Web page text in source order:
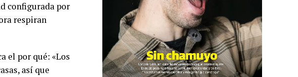
configurada por
respiran
el por qué: «Los
así que